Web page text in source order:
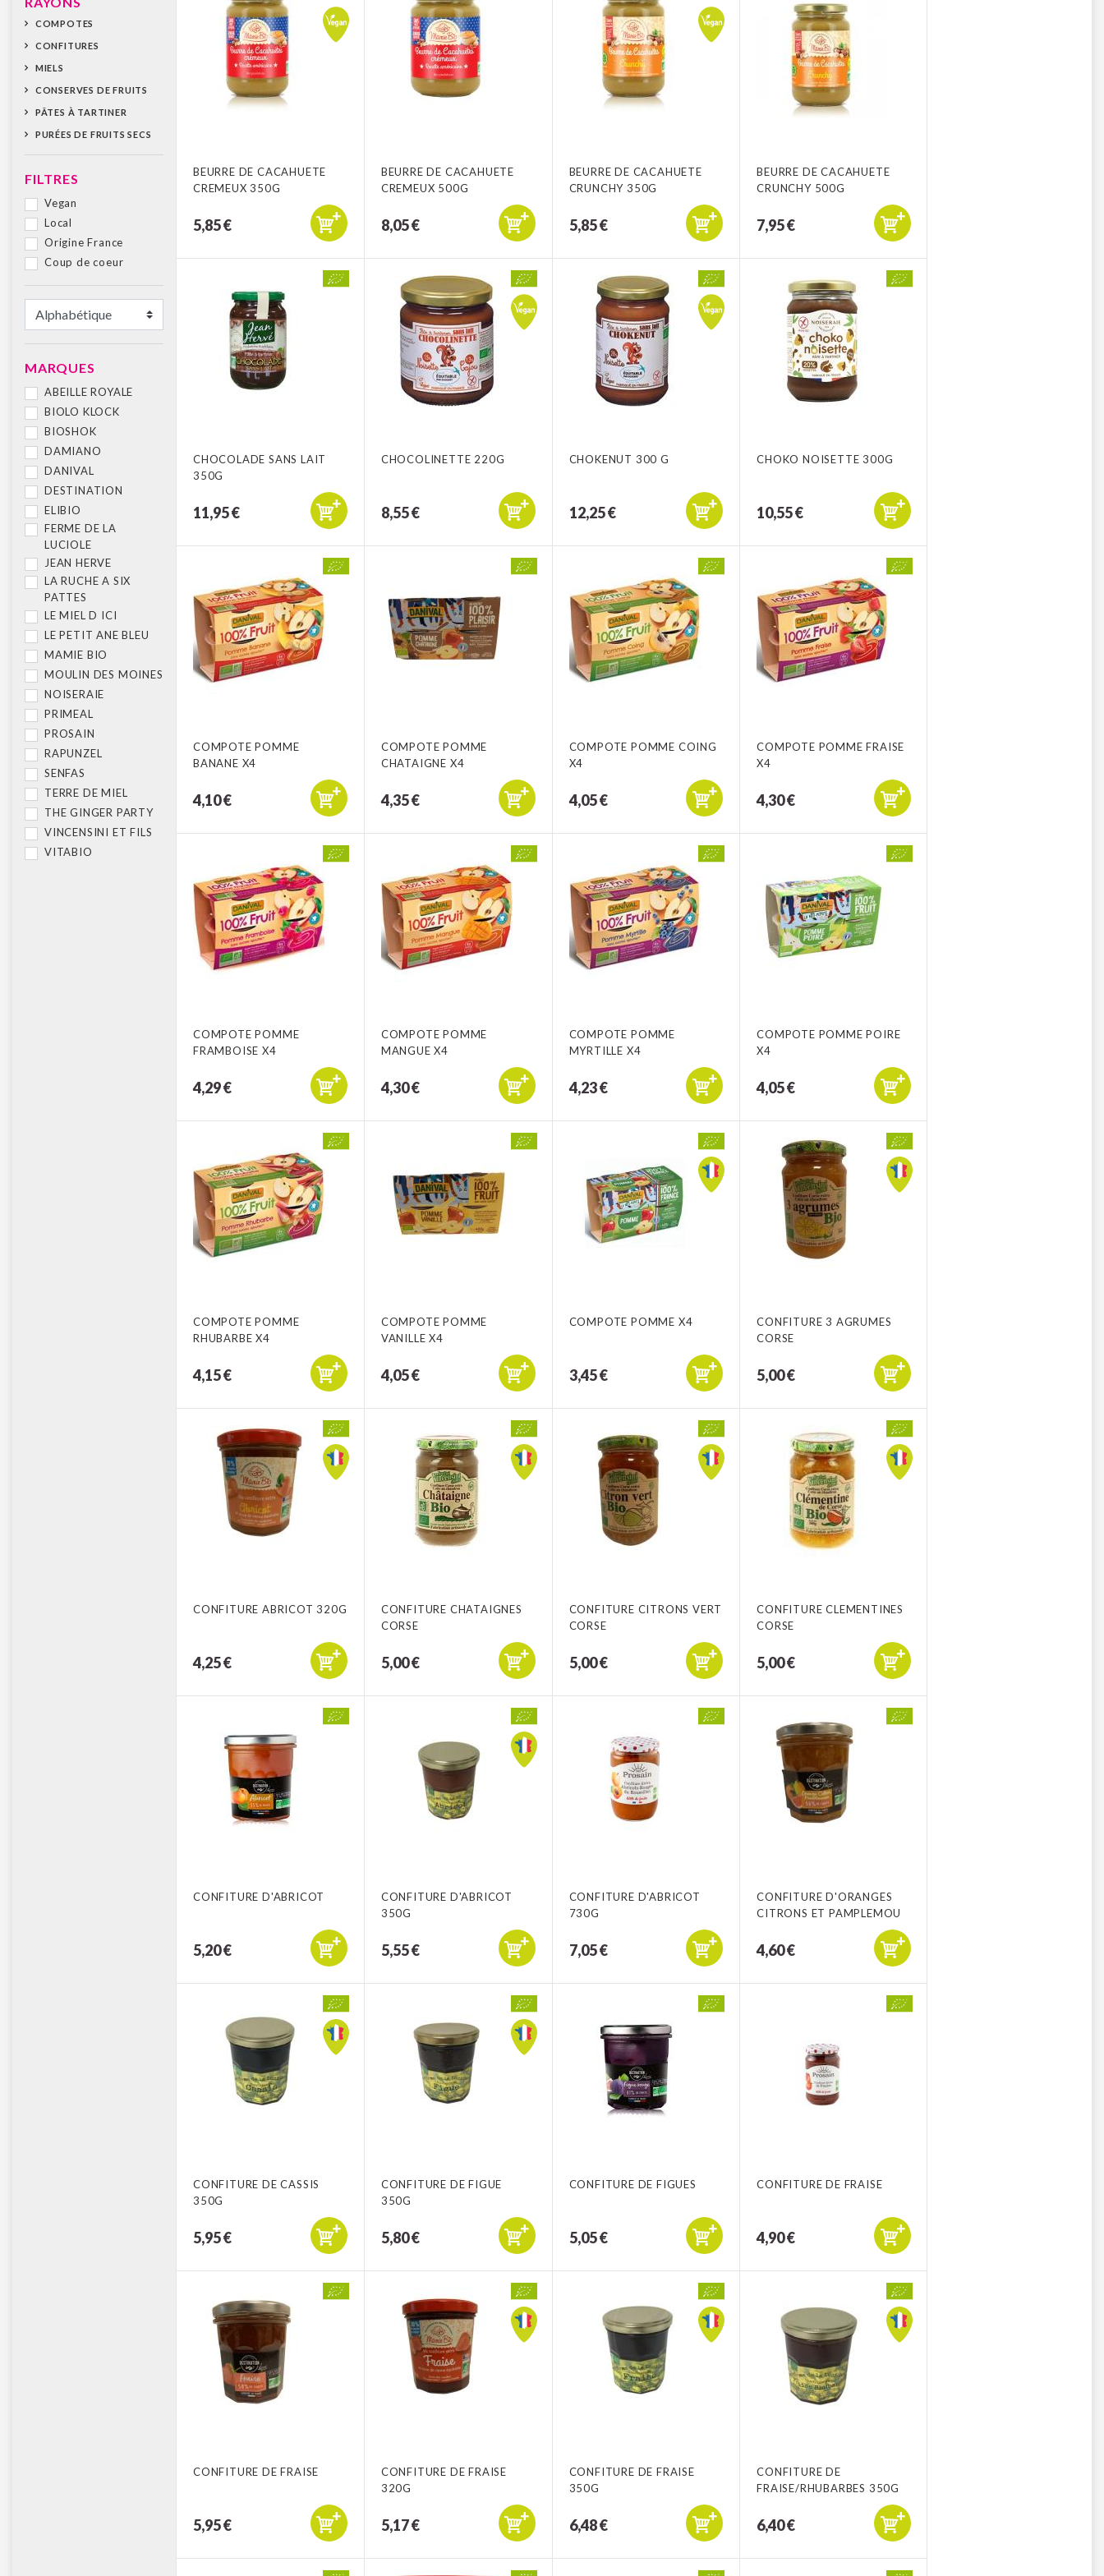
COMPOTES
CONFITURES
MIELS
CONSERVES DE FRUITS
PÂTES À TARTINER
PURÉES DE FRUITS SECS
FILTRES
Vegan
Local
Origine France
Coup de coeur
MARQUES
ABEILLE ROYALE
BIOLO KLOCK
BIOSHOK
DAMIANO
DANIVAL
DESTINATION
ELIBIO
FERME DE LA
LUCIOLE
JEAN HERVE
LA RUCHE A SIX
PATTES
LE MIEL D ICI
LE PETIT ANE BLEU
MAMIE BIO
MOULIN DES MOINES
NOISERAIE
PRIMEAL
PROSAIN
RAPUNZEL
SENFAS
TERRE DE MIEL
THE GINGER PARTY
VINCENSINI ET FILS
VITABIO
BEURRE DE CACAHUETE
CREMEUX 350G
5,85 €
BEURRE DE CACAHUETE
CREMEUX 500G
8,05 €
BEURRE DE CACAHUETE
CRUNCHY 350G
5,85 €
BEURRE DE CACAHUETE
CRUNCHY 500G
7,95 €
CHOCOLADE SANS LAIT
350G
11,95 €
CHOCOLINETTE 220G
8,55 €
CHOKENUT 300 G
12,25 €
CHOKO NOISETTE 300G
10,55 €
COMPOTE POMME
BANANE X4
4,10 €
COMPOTE POMME
CHATAIGNE X4
4,35 €
COMPOTE POMME COING
X4
4,05 €
COMPOTE POMME FRAISE
X4
4,30 €
COMPOTE POMME
FRAMBOISE X4
4,29 €
COMPOTE POMME
MANGUE X4
4,30 €
COMPOTE POMME
MYRTILLE X4
4,23 €
COMPOTE POMME POIRE
X4
4,05 €
COMPOTE POMME
RHUBARBE X4
4,15 €
COMPOTE POMME
VANILLE X4
4,05 €
COMPOTE POMME X4
3,45 €
CONFITURE 3 AGRUMES
CORSE
5,00 €
CONFITURE ABRICOT 320G
4,25 €
CONFITURE CHATAIGNES
CORSE
5,00 €
CONFITURE CITRONS VERT
CORSE
5,00 €
CONFITURE CLEMENTINES
CORSE
5,00 €
CONFITURE D'ABRICOT
5,20 €
CONFITURE D'ABRICOT
350G
5,55 €
CONFITURE D'ABRICOT
730G
7,05 €
CONFITURE D'ORANGES
CITRONS ET PAMPLEMOU
4,60 €
CONFITURE DE CASSIS
350G
5,95 €
CONFITURE DE FIGUE
350G
5,80 €
CONFITURE DE FIGUES
5,05 €
CONFITURE DE FRAISE
4,90 €
CONFITURE DE FRAISE
5,95 €
CONFITURE DE FRAISE
320G
5,17 €
CONFITURE DE FRAISE
350G
6,48 €
CONFITURE DE
FRAISE/RHUBARBES 350G
6,40 €